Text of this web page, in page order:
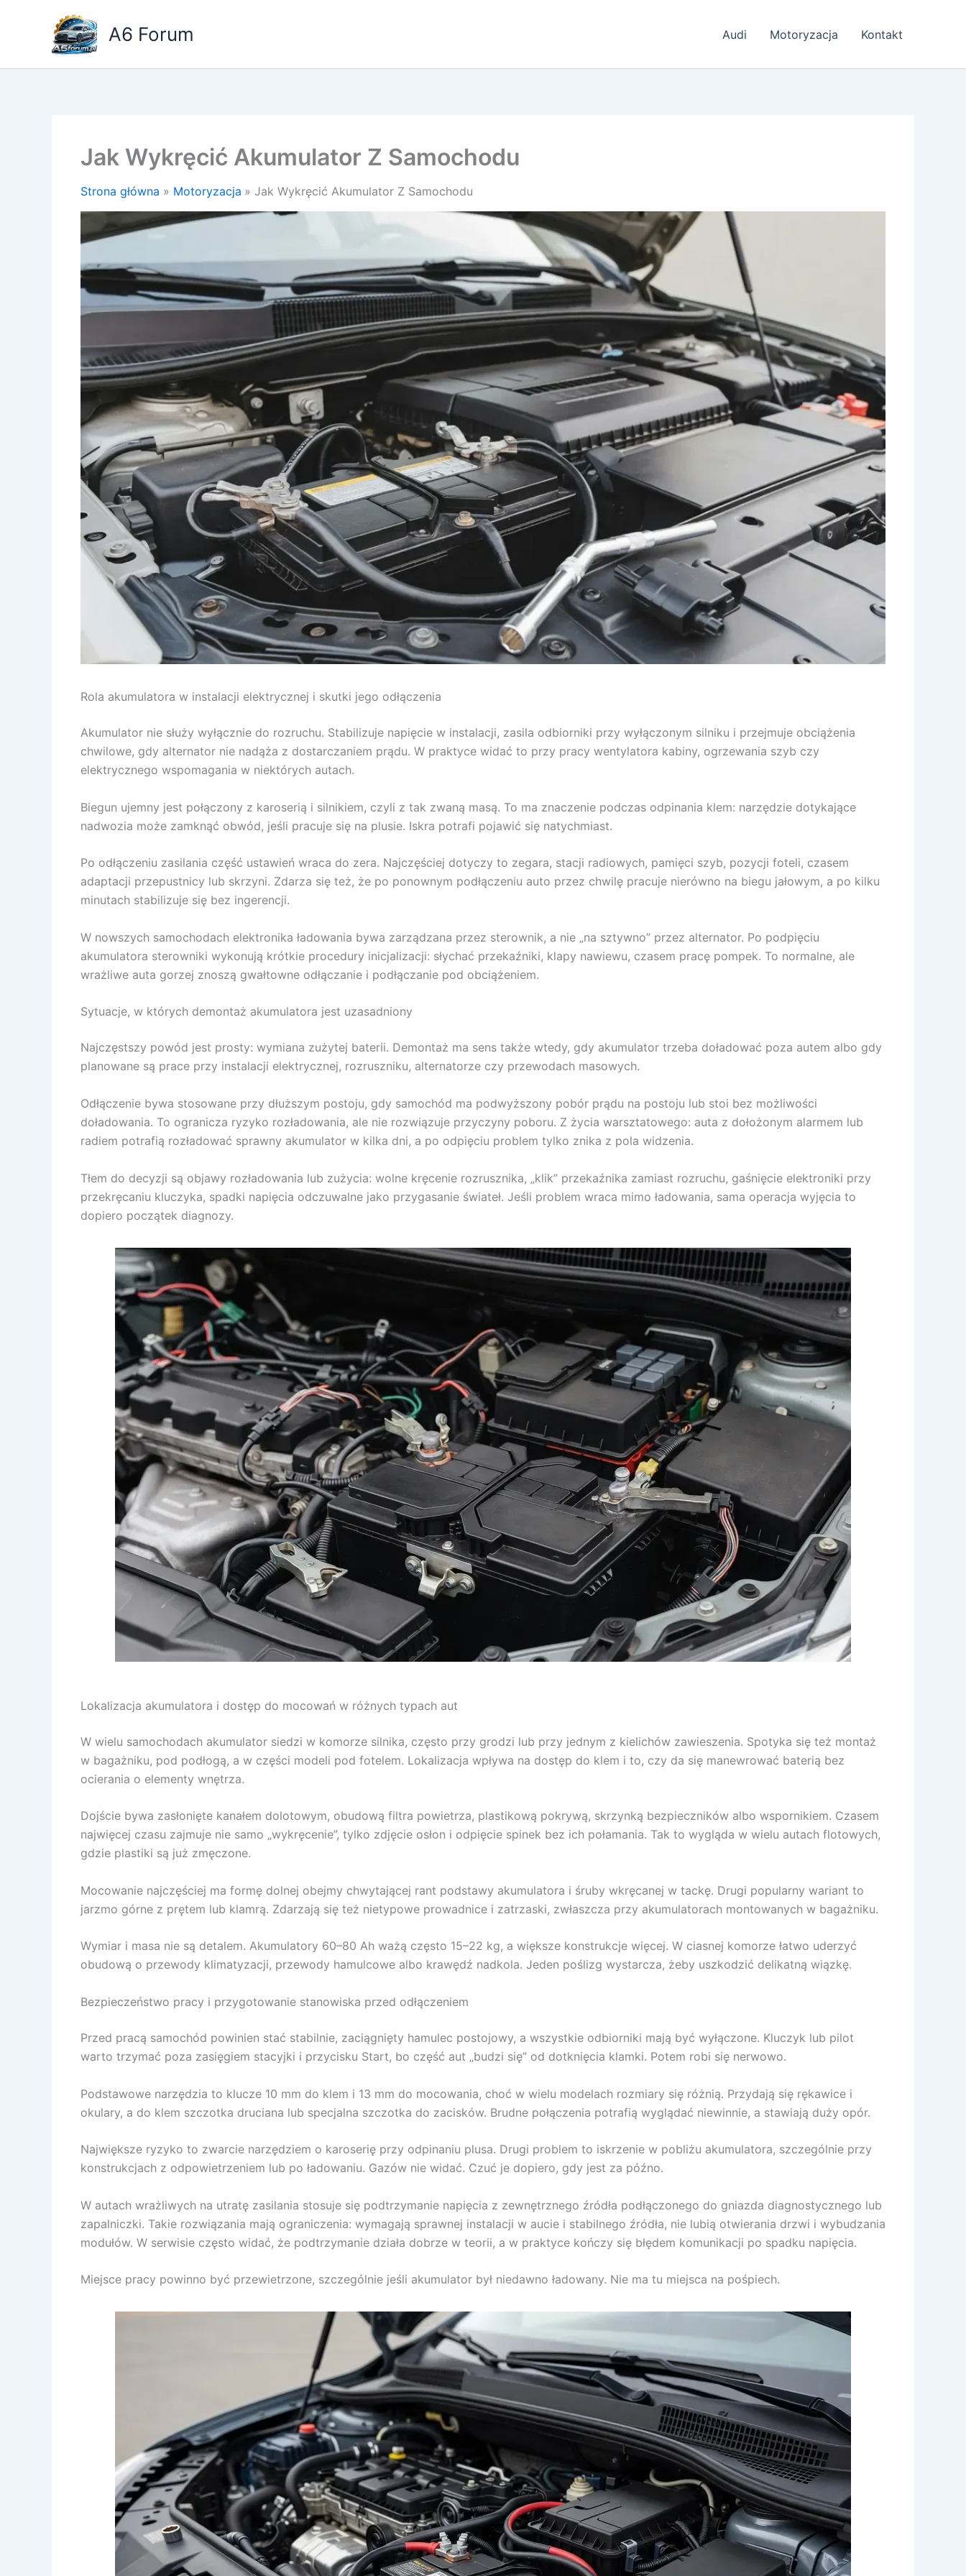
A6 Forum Audi Motoryzacja Kontakt
Jak Wykręcić Akumulator Z Samochodu
Strona główna Motoryzacja Jak Wykręcić Akumulator Z Samochodu
Rola akumulatora w instalacji elektrycznej i skutki jego odłączenia
Akumulator nie służy wyłącznie do rozruchu. Stabilizuje napięcie w instalacji, zasila odbiorniki przy wyłączonym silniku i przejmuje obciążenia
chwilowe, gdy alternator nie nadąża z dostarczaniem prądu. W praktyce widać to przy pracy wentylatora kabiny, ogrzewania szyb czy
elektrycznego wspomagania w niektórych autach.
Biegun ujemny jest połączony z karoserią i silnikiem, czyli z tak zwaną masą. To ma znaczenie podczas odpinania klem: narzędzie dotykające
nadwozia może zamknąć obwód, jeśli pracuje się na plusie. Iskra potrafi pojawić się natychmiast.
Po odłączeniu zasilania część ustawień wraca do zera. Najczęściej dotyczy to zegara, stacji radiowych, pamięci szyb, pozycji foteli, czasem
adaptacji przepustnicy lub skrzyni. Zdarza się też, że po ponownym podłączeniu auto przez chwilę pracuje nierówno na biegu jałowym, a po kilku
minutach stabilizuje się bez ingerencji.
W nowszych samochodach elektronika ładowania bywa zarządzana przez sterownik, a nie „na sztywno” przez alternator. Po podpięciu
akumulatora sterowniki wykonują krótkie procedury inicjalizacji: słychać przekaźniki, klapy nawiewu, czasem pracę pompek. To normalne, ale
wrażliwe auta gorzej znoszą gwałtowne odłączanie i podłączanie pod obciążeniem.
Sytuacje, w których demontaż akumulatora jest uzasadniony
Najczęstszy powód jest prosty: wymiana zużytej baterii. Demontaż ma sens także wtedy, gdy akumulator trzeba doładować poza autem albo gdy
planowane są prace przy instalacji elektrycznej, rozruszniku, alternatorze czy przewodach masowych.
Odłączenie bywa stosowane przy dłuższym postoju, gdy samochód ma podwyższony pobór prądu na postoju lub stoi bez możliwości
doładowania. To ogranicza ryzyko rozładowania, ale nie rozwiązuje przyczyny poboru. Z życia warsztatowego: auta z dołożonym alarmem lub
radiem potrafią rozładować sprawny akumulator w kilka dni, a po odpięciu problem tylko znika z pola widzenia.
Tłem do decyzji są objawy rozładowania lub zużycia: wolne kręcenie rozrusznika, „klik” przekaźnika zamiast rozruchu, gaśnięcie elektroniki przy
przekręcaniu kluczyka, spadki napięcia odczuwalne jako przygasanie świateł. Jeśli problem wraca mimo ładowania, sama operacja wyjęcia to
dopiero początek diagnozy.
Lokalizacja akumulatora i dostęp do mocowań w różnych typach aut
W wielu samochodach akumulator siedzi w komorze silnika, często przy grodzi lub przy jednym z kielichów zawieszenia. Spotyka się też montaż
w bagażniku, pod podłogą, a w części modeli pod fotelem. Lokalizacja wpływa na dostęp do klem i to, czy da się manewrować baterią bez
ocierania o elementy wnętrza.
Dojście bywa zasłonięte kanałem dolotowym, obudową filtra powietrza, plastikową pokrywą, skrzynką bezpieczników albo wspornikiem. Czasem
najwięcej czasu zajmuje nie samo „wykręcenie”, tylko zdjęcie osłon i odpięcie spinek bez ich połamania. Tak to wygląda w wielu autach flotowych,
gdzie plastiki są już zmęczone.
Mocowanie najczęściej ma formę dolnej obejmy chwytającej rant podstawy akumulatora i śruby wkręcanej w tackę. Drugi popularny wariant to
jarzmo górne z prętem lub klamrą. Zdarzają się też nietypowe prowadnice i zatrzaski, zwłaszcza przy akumulatorach montowanych w bagażniku.
Wymiar i masa nie są detalem. Akumulatory 60–80 Ah ważą często 15–22 kg, a większe konstrukcje więcej. W ciasnej komorze łatwo uderzyć
obudową o przewody klimatyzacji, przewody hamulcowe albo krawędź nadkola. Jeden poślizg wystarcza, żeby uszkodzić delikatną wiązkę.
Bezpieczeństwo pracy i przygotowanie stanowiska przed odłączeniem
Przed pracą samochód powinien stać stabilnie, zaciągnięty hamulec postojowy, a wszystkie odbiorniki mają być wyłączone. Kluczyk lub pilot
warto trzymać poza zasięgiem stacyjki i przycisku Start, bo część aut „budzi się” od dotknięcia klamki. Potem robi się nerwowo.
Podstawowe narzędzia to klucze 10 mm do klem i 13 mm do mocowania, choć w wielu modelach rozmiary się różnią. Przydają się rękawice i
okulary, a do klem szczotka druciana lub specjalna szczotka do zacisków. Brudne połączenia potrafią wyglądać niewinnie, a stawiają duży opór.
Największe ryzyko to zwarcie narzędziem o karoserię przy odpinaniu plusa. Drugi problem to iskrzenie w pobliżu akumulatora, szczególnie przy
konstrukcjach z odpowietrzeniem lub po ładowaniu. Gazów nie widać. Czuć je dopiero, gdy jest za późno.
W autach wrażliwych na utratę zasilania stosuje się podtrzymanie napięcia z zewnętrznego źródła podłączonego do gniazda diagnostycznego lub
zapalniczki. Takie rozwiązania mają ograniczenia: wymagają sprawnej instalacji w aucie i stabilnego źródła, nie lubią otwierania drzwi i wybudzania
modułów. W serwisie często widać, że podtrzymanie działa dobrze w teorii, a w praktyce kończy się błędem komunikacji po spadku napięcia.
Miejsce pracy powinno być przewietrzone, szczególnie jeśli akumulator był niedawno ładowany. Nie ma tu miejsca na pośpiech.